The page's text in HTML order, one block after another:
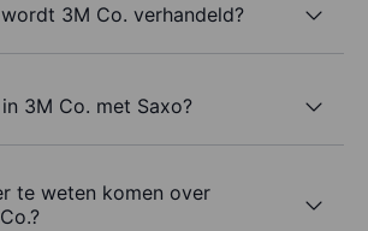
3M Co. verhandeld?
3M Co. met Saxo?
te weten komen over